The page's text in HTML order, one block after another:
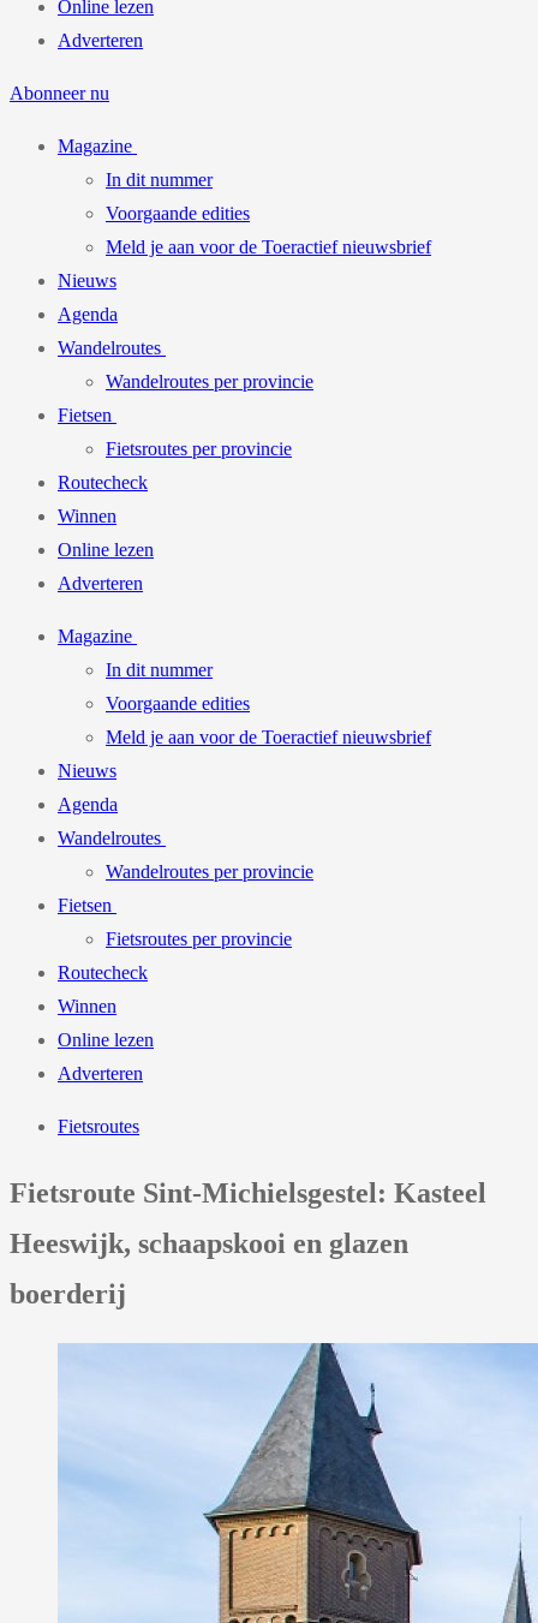
Online lezen
Adverteren
Abonneer nu
Magazine
In dit nummer
Voorgaande edities
Meld je aan voor de Toeractief nieuwsbrief
Nieuws
Agenda
Wandelroutes
Wandelroutes per provincie
Fietsen
Fietsroutes per provincie
Routecheck
Winnen
Online lezen
Adverteren
Magazine
In dit nummer
Voorgaande edities
Meld je aan voor de Toeractief nieuwsbrief
Nieuws
Agenda
Wandelroutes
Wandelroutes per provincie
Fietsen
Fietsroutes per provincie
Routecheck
Winnen
Online lezen
Adverteren
Fietsroutes
Fietsroute Sint-Michielsgestel: Kasteel
Heeswijk, schaapskooi en glazen
boerderij